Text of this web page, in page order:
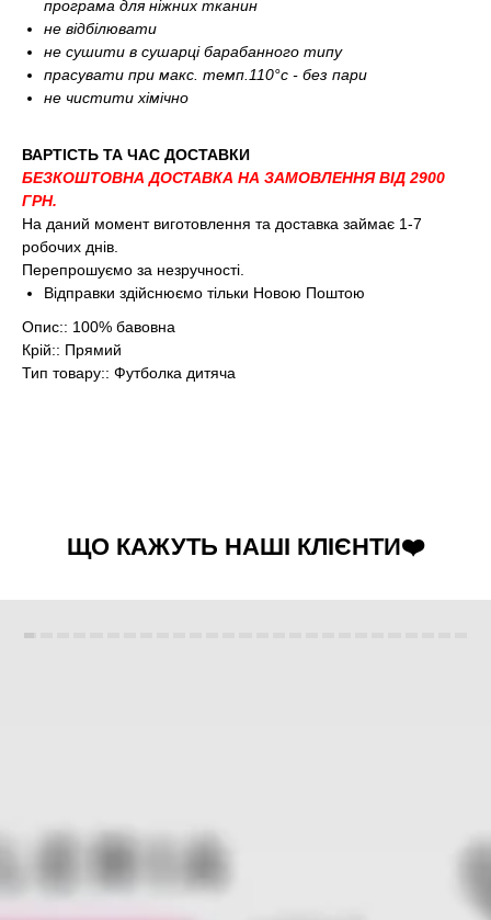
програма для ніжних тканин
не відбілювати
не сушити в сушарці барабанного типу
прасувати при макс. темп.110°c - без пари
не чистити хімічно
ВАРТІСТЬ ТА ЧАС ДОСТАВКИ
БЕЗКОШТОВНА ДОСТАВКА НА ЗАМОВЛЕННЯ ВІД 2900
ГРН.
На даний момент виготовлення та доставка займає 1-7
робочих днів.
Перепрошуємо за незручності.
Відправки здійснюємо тільки Новою Поштою
Опис:: 100% бавовна
Крій:: Прямий
Тип товару:: Футболка дитяча
ЩО КАЖУТЬ НАШІ КЛІЄНТИ❤️